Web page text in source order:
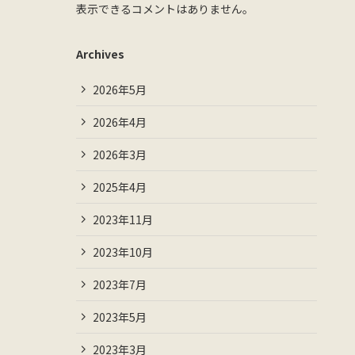
表示できるコメントはありません。
Archives
2026年5月
2026年4月
2026年3月
2025年4月
2023年11月
2023年10月
2023年7月
2023年5月
2023年3月